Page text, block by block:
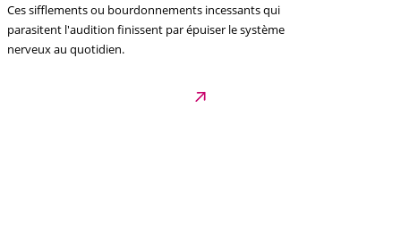
Ces sifflements ou bourdonnements incessants qui
parasitent l'audition finissent par épuiser le système
nerveux au quotidien.